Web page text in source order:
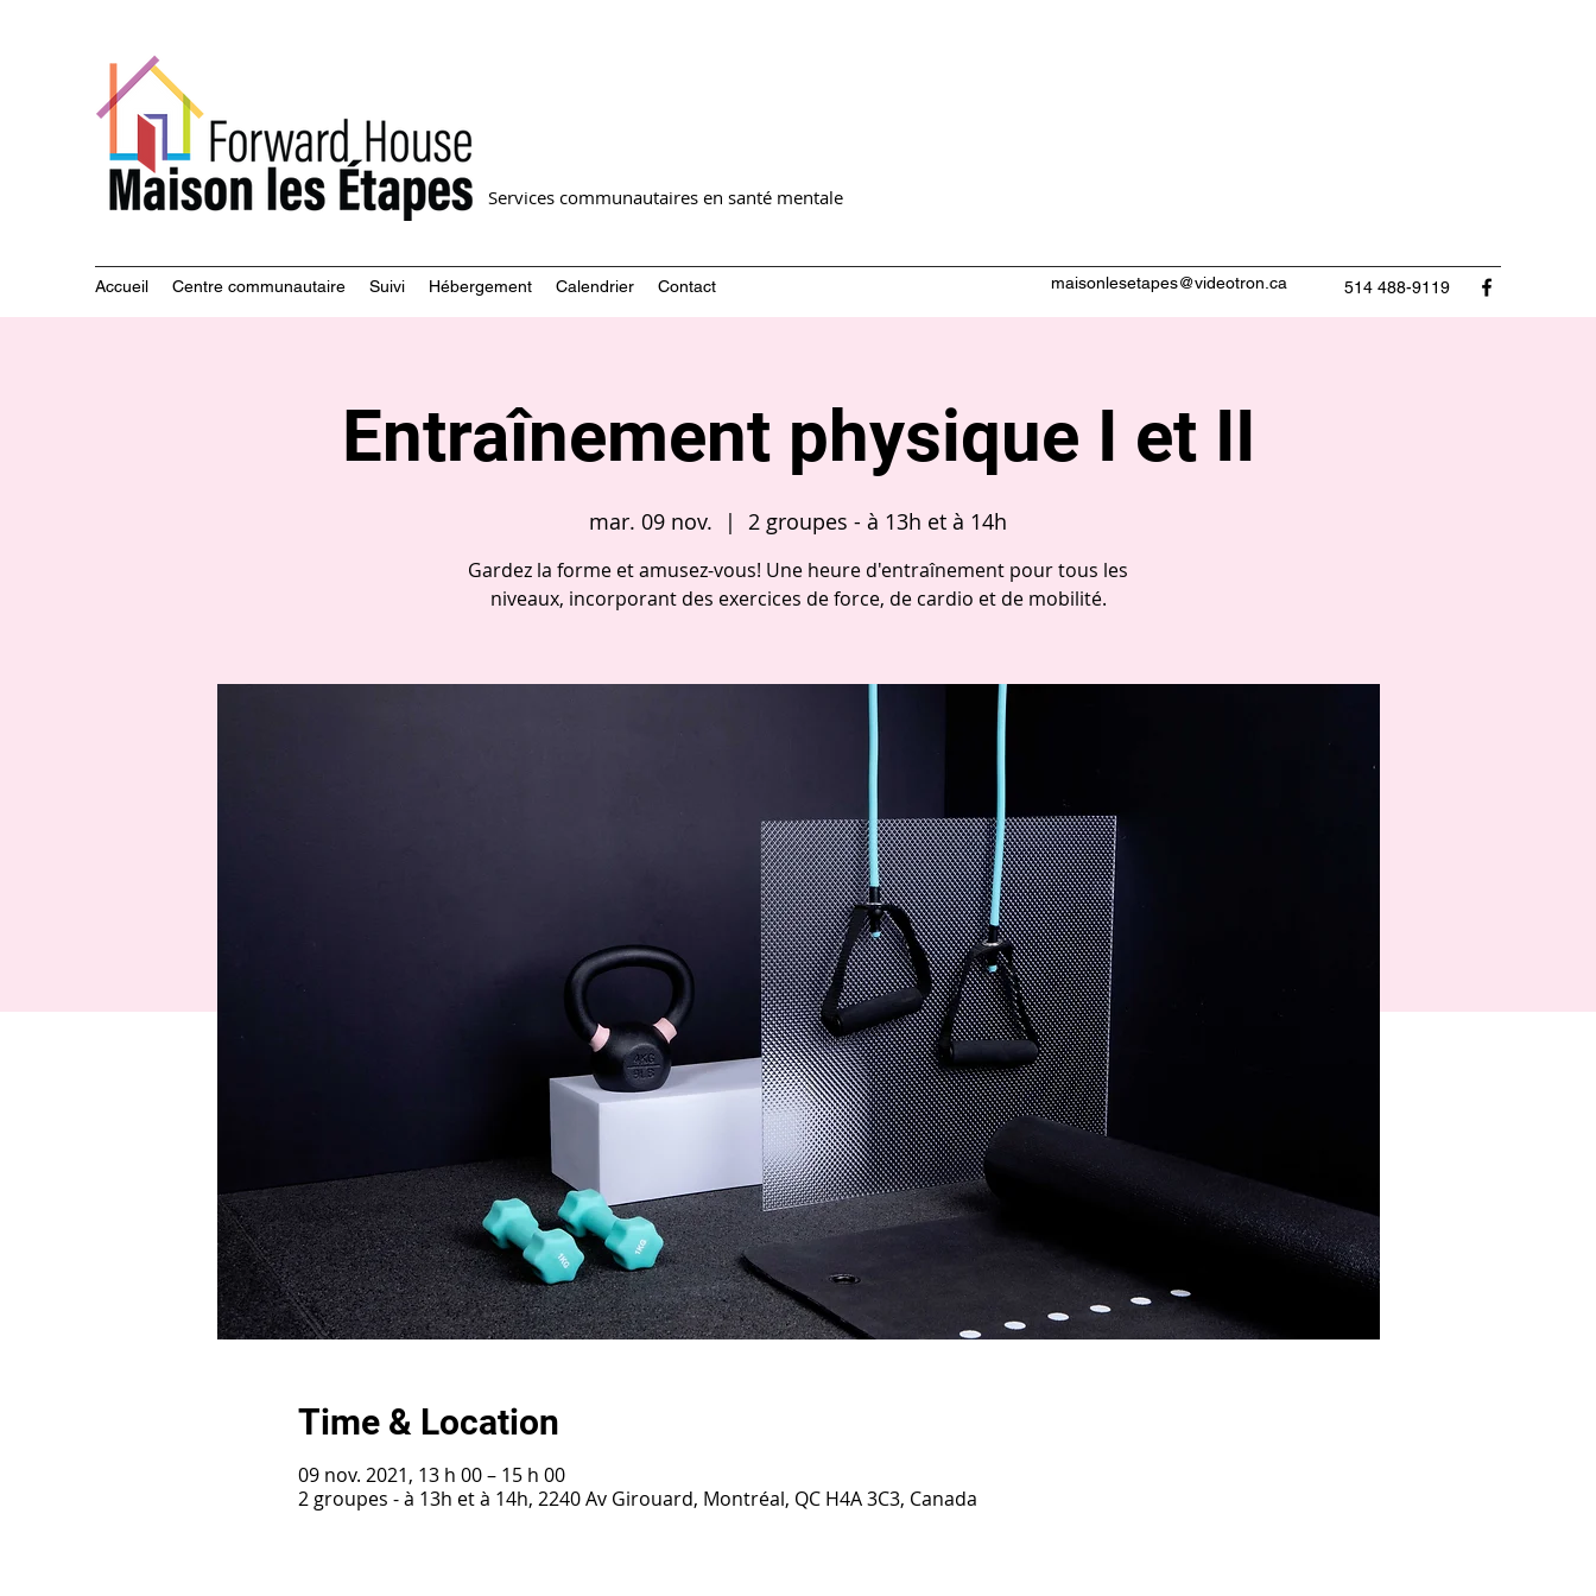
Services communautaires en santé mentale
Accueil Centre communautaire Suivi Hébergement Calendrier Contact maisonlesetapes@videotron.ca 514 488-9119
Entraînement physique I et II
mar. 09 nov.
  |
2 groupes - à 13h et à 14h
Gardez la forme et amusez-vous! Une heure d'entraînement pour tous les
niveaux, incorporant des exercices de force, de cardio et de mobilité.
Time & Location
09 nov. 2021, 13 h 00 – 15 h 00
2 groupes - à 13h et à 14h, 2240 Av Girouard, Montréal, QC H4A 3C3, Canada